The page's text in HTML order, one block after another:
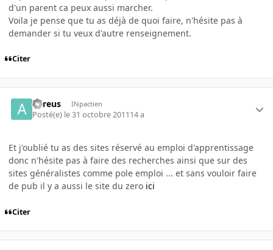
d'un parent ca peux aussi marcher.
Voila je pense que tu as déjà de quoi faire, n'hésite pas à
demander si tu veux d'autre renseignement.
Citer
aureus INpactien
Posté(e) le 31 octobre 201114 a
Et j'oublié tu as des sites réservé au emploi d'apprentissage
donc n'hésite pas à faire des recherches ainsi que sur des
sites généralistes comme pole emploi ... et sans vouloir faire
de pub il y a aussi le site du zero ici
Citer